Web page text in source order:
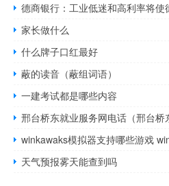
德商银行：工业低迷和高利率将使
家长做什么
什么牌子口红最好
蔽的读音（蔽组词语）
一建考试都是哪些内容
邢台桥东就业服务网电话（邢台桥
winkawaks模拟器支持哪些游戏
天气预报雾天能查到吗